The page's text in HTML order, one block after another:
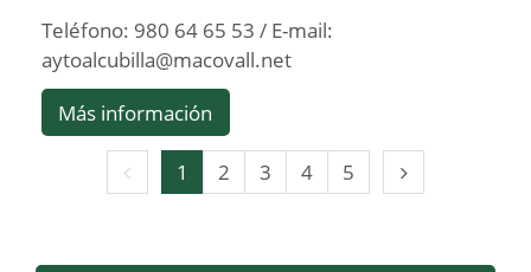
Teléfono: 980 64 65 53 / E-mail:
aytoalcubilla@macovall.net
Más información
Página
anterior
1 2 3 4 5
Página
siguiente